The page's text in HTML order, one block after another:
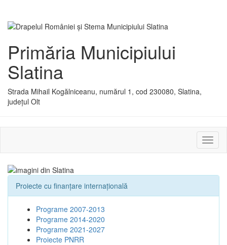
Primăria Municipiului
Slatina
Strada Mihail Kogălniceanu, numărul 1, cod 230080, Slatina,
județul Olt
sau
Proiecte cu finanţare internaţională
Programe 2007-2013
Programe 2014-2020
Programe 2021-2027
Proiecte PNRR